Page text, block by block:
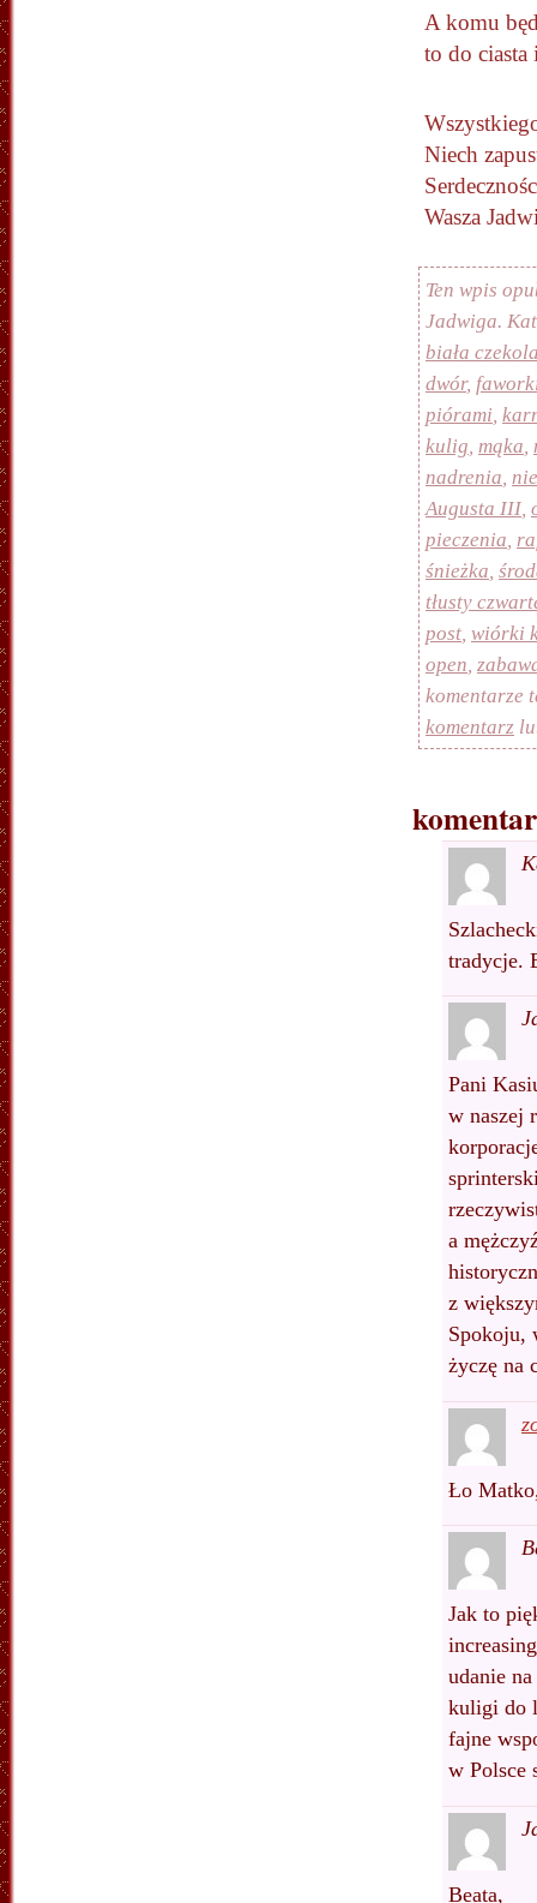
A komu
to do ciasta
Niech
Wasza
Ten wpis
Jadwiga.
biała
dwór,
piórami
kulig mąka
nadrenia
Augusta III
pieczenia
śnieżka
tłusty
post wiórki
open
komentarze
komentarz
tradycje.
Pani
w naszej
a
z
Spokoju,
życzę na
Ło
Jak to
udanie
kuligi do
fajne
w Polsce
Beata,